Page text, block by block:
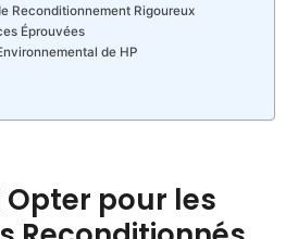
Reconditionnement Rigoureux
Éprouvées
de HP
Opter pour les